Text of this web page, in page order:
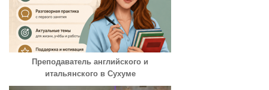
Преподаватель английского и
итальянского в Сухуме